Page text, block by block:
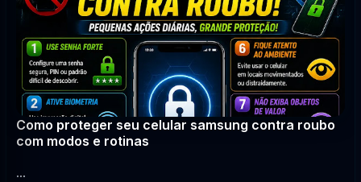
Como proteger seu celular samsung contra roubo
com modos e rotinas
...